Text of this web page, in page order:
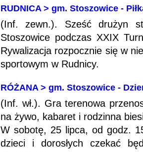
RUDNICA > gm. Stoszowice -
(Inf. zewn.). Sześć drużyn
Stoszowice podczas XXIX
Rywalizacja rozpocznie się w
sportowym w Rudnicy.
RÓŻANA > gm. Stoszowice -
(Inf. wł.). Gra terenowa
na żywo, kabaret i rodzinna
W sobotę, 25 lipca, od godz.
dzieci i dorosłych czekać